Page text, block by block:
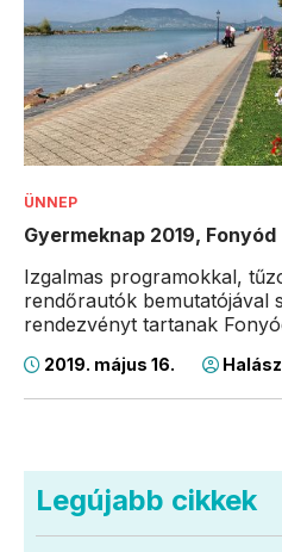
ÜNNEP
Gyermeknap 2019, Fonyód
Izgalmas programokkal,
rendőrautók bemutatójával
rendezvényt tartanak
2019. május 16.
Legújabb cikkek